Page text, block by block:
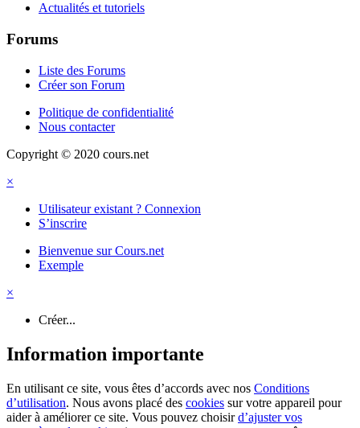
Actualités et tutoriels
Forums
Liste des Forums
Créer son Forum
Politique de confidentialité
Nous contacter
Copyright © 2020 cours.net
×
Utilisateur existant ? Connexion
S’inscrire
Bienvenue sur Cours.net
Exemple
×
Créer...
Information importante
En utilisant ce site, vous êtes d’accords avec nos Conditions
d’utilisation. Nous avons placé des cookies sur votre appareil pour
aider à améliorer ce site. Vous pouvez choisird’ajuster vos